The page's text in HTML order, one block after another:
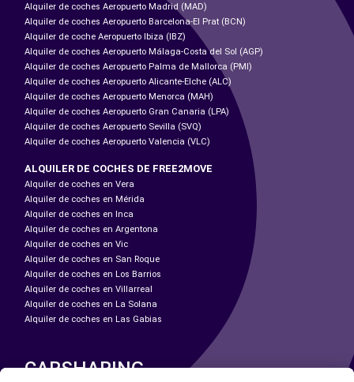
Alquiler de coches Aeropuerto Madrid (MAD)
Alquiler de coches Aeropuerto Barcelona-El Prat (BCN)
Alquiler de coche Aeropuerto Ibiza (IBZ)
Alquiler de coches Aeropuerto Málaga-Costa del Sol (AGP)
Alquiler de coches Aeropuerto Palma de Mallorca (PMI)
Alquiler de coches Aeropuerto Alicante-Elche (ALC)
Alquiler de coches Aeropuerto Menorca (MAH)
Alquiler de coches Aeropuerto Gran Canaria (LPA)
Alquiler de coches Aeropuerto Sevilla (SVQ)
Alquiler de coches Aeropuerto Valencia (VLC)
ALQUILER DE COCHES DE FREE2MOVE
Alquiler de coches en Vera
Alquiler de coches en Mérida
Alquiler de coches en Inca
Alquiler de coches en Argentona
Alquiler de coches en Vic
Alquiler de coches en San Roque
Alquiler de coches en Los Barrios
Alquiler de coches en Villarreal
Alquiler de coches en La Solana
Alquiler de coches en Las Gabias
CARSHARING